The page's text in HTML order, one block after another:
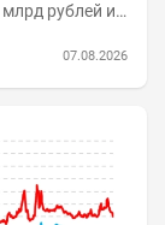
рублей из
07.08.2026